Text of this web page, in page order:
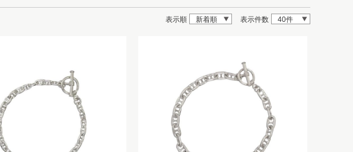
表示順 新着順 表示件数 40件